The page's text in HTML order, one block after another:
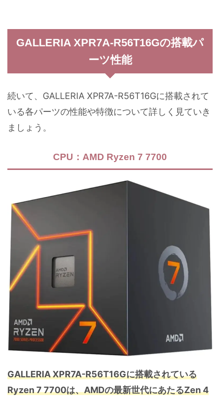
GALLERIA XPR7A-R56T16Gの搭載パ
ーツ性能
続いて、GALLERIA XPR7A-R56T16Gに搭載されて
いる各パーツの性能や特徴について詳しく見ていき
ましょう。
CPU：AMD Ryzen 7 7700
GALLERIA XPR7A-R56T16Gに搭載されている
Ryzen 7 7700は、AMDの最新世代にあたるZen 4